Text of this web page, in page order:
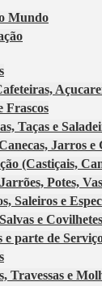
Mundo
Frascos
Taças e
Jarros e
(Castiçais,
Potes,
Saleiros e
e Covilhetes
e parte de
Travessas e